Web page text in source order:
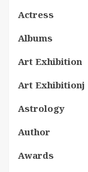
Actress
Albums
Art Exhibition
Art Exhibitionj
Astrology
Author
Awards